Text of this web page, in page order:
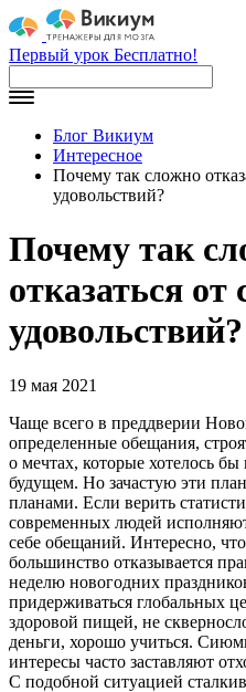
Первый урок Бесплатно!
Блог Викиум
Интересное
Почему так сложно
удовольствий?
Почему так
отказаться
удовольствий?
19 мая 2021
Чаще всего в преддверии
определенные обещания,
о мечтах, которые хотелось
будущем. Но зачастую эти
планами. Если верить
современных людей
себе обещаний. Интересно,
большинство отказывается
неделю новогодних
придерживаться глобальных
здоровой пищей, не
деньги, хорошо учиться.
интересы часто заставляют
С подобной ситуацией